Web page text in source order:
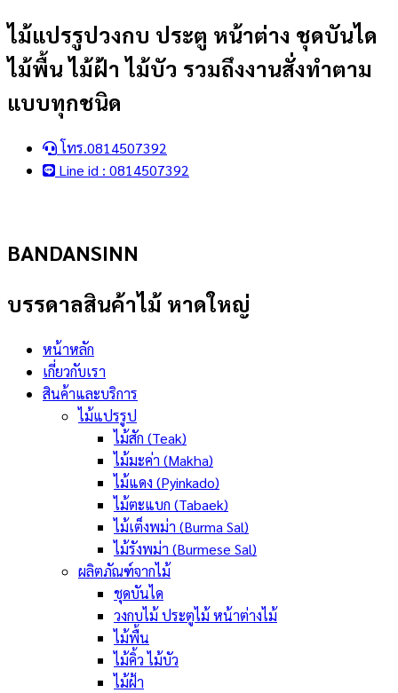
Skip
content
ไม้แปรรูปวงกบ ประตู หน้าต่าง ชุดบันได
ไม้พื้น ไม้ฝ้า ไม้บัว รวมถึงงานสั่งทำตาม
แบบทุกชนิด
โทร.0814507392
Line id : 0814507392
BANDANSINN
บรรดาลสินค้าไม้ หาดใหญ่
หน้าหลัก
เกี่ยวกับเรา
สินค้าและบริการ
ไม้แปรรูป
ไม้สัก (Teak)
ไม้มะค่า (Makha)
ไม้แดง (Pyinkado)
ไม้ตะแบก (Tabaek)
ไม้เต็งพม่า (Burma Sal)
ไม้รังพม่า (Burmese Sal)
ผลิตภัณฑ์จากไม้
ชุดบันได
วงกบไม้ ประตูไม้ หน้าต่างไม้
ไม้พื้น
ไม้คิ้ว ไม้บัว
ไม้ฝ้า